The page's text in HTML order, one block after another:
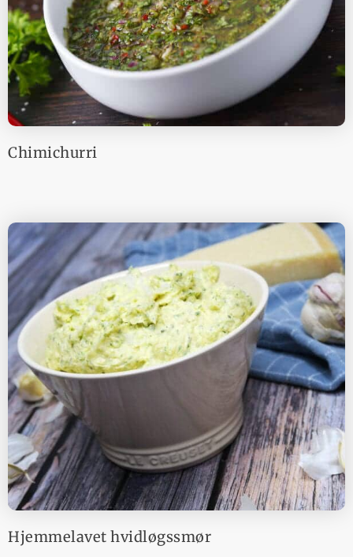
Chimichurri
Hjemmelavet hvidløgssmør